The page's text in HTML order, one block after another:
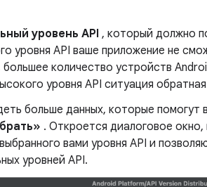
уровень API , который должно
уровня API ваше приложение не
количество устройств
уровня API ситуация
больше данных, которые помогут
. Откроется диалоговое
вами уровня API и
уровней API.